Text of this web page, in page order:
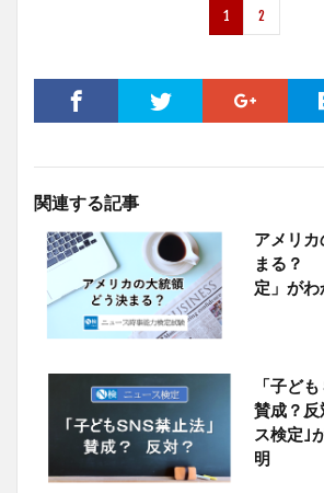
1 2
関連する記事
アメリ
まる
定」が
「子ど
賛成？
ス検定｣
明